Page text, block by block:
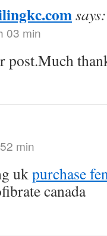
says:
03 min
min
ukpurchase
canada